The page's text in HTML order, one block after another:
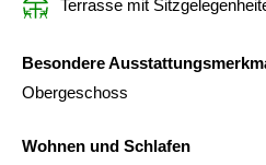
Terrasse mit
Besondere
Obergeschoss
Wohnen und Schlafen